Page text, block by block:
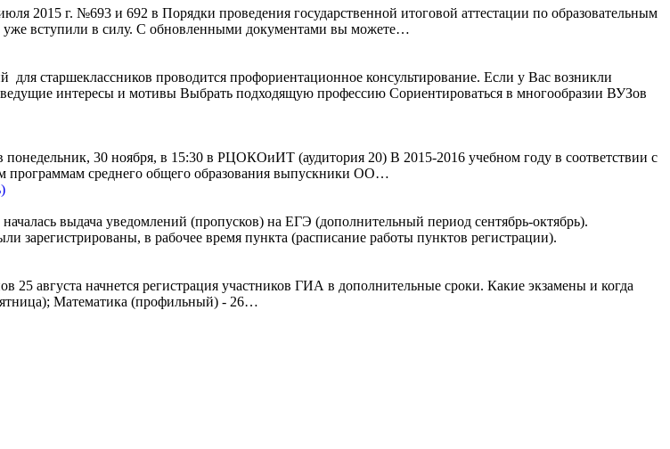
2015 г. №693 и 692 в Порядки проведения государственной итоговой аттестации по образовательным
уже вступили в силу. С обновленными документами вы можете…
старшеклассников проводится профориентационное консультирование. Если у Вас возникли
интересы и мотивы Выбрать подходящую профессию Сориентироваться в многообразии ВУЗов
понедельник, 30 ноября, в 15:30 в РЦОКОиИТ (аудитория 20) В 2015-2016 учебном году в соответствии с
программам среднего общего образования выпускники ОО…
выдача уведомлений (пропусков) на ЕГЭ (дополнительный период сентябрь-октябрь).
зарегистрированы, в рабочее время пункта (расписание работы пунктов регистрации).
августа начнется регистрация участников ГИА в дополнительные сроки. Какие экзамены и когда
Математика (профильный) - 26…